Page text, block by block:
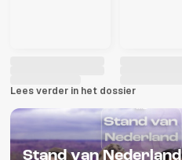
Lees verder in het dossier
Stand van Nederland